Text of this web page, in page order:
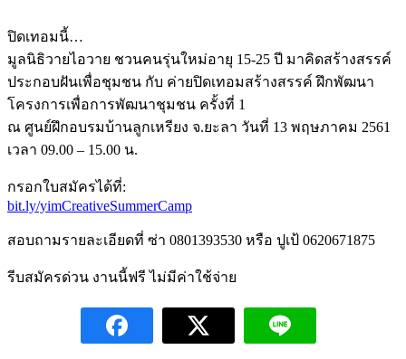
ปิดเทอมนี้…
มูลนิธิวายไอวาย ชวนคนรุ่นใหม่อายุ 15-25 ปี มาคิดสร้างสรรค์
ประกอบฝันเพื่อชุมชน กับ ค่ายปิดเทอมสร้างสรรค์ ฝึกพัฒนา
โครงการเพื่อการพัฒนาชุมชน ครั้งที่ 1
ณ ศูนย์ฝึกอบรมบ้านลูกเหรียง จ.ยะลา วันที่ 13 พฤษภาคม 2561
เวลา 09.00 – 15.00 น.
กรอกใบสมัครได้ที่:
bit.ly/yimCreativeSummerCamp
สอบถามรายละเอียดที่ ซ่า 0801393530 หรือ ปูเป้ 0620671875
รีบสมัครด่วน งานนี้ฟรี ไม่มีค่าใช้จ่าย